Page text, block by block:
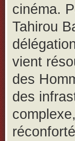
cinéma.
Tahirou
vient
des
des